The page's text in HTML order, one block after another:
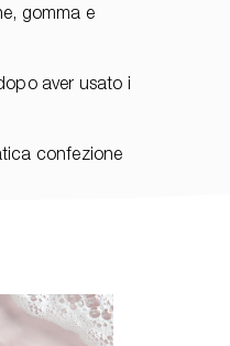
gomma e
aver usato i
confezione